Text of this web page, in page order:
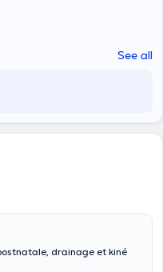
See all
drainage et kiné